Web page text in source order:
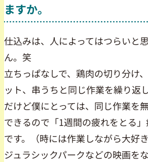
ますか。
仕込みは、人によってはつらいと
ん。笑
立ちっぱなしで、鶏肉の切り分け
ット、串うちと同じ作業を繰り返し
だけど僕にとっては、同じ作業を
できるので「1週間の疲れをとる
です。（時には作業しながら大好
ジュラシックパークなどの映画を